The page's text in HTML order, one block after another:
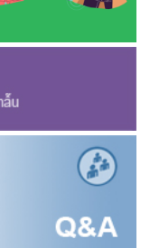
KHAI NGHỊ QUYẾT
SÁT THỰC TẾ CÁC
EA NING TỔ CHỨC
HỘ NGHÈO, HỘ